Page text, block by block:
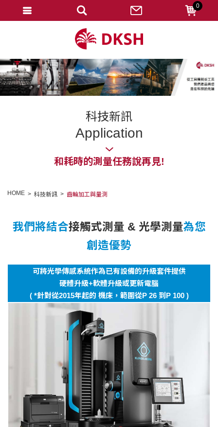
科技新訊
Application
和耗時的測量任務說再見!
HOME 科技新訊 齒輪加工與量測
我們將結合接觸式測量 & 光學測量為您
創造優勢
可將光學傳感系統作為已有設備的升級套件提供
硬體升級+軟體升級或更新電腦
( *針對從2015年起的 機床，範圍從P 26 到P 100 )
0
忘記密碼
變更密碼
修改個人資料
我的收藏
匯款通知